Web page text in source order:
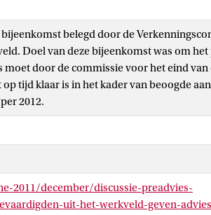
belegd door de
Doel van deze bijeenkomst was om
door de commissie voor het eind
tijd klaar is in het kader van beoogde
2012.
2011/december/discussie-preadvies-
uit-het-werkveld-geven-advies